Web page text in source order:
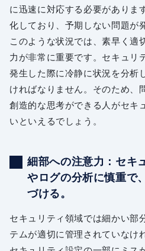
に迅速に対応する必要がありま
化しており、予期しない問題が
このような状況では、素早く適
力が非常に重要です。セキュリ
発生した際に冷静に状況を分析
ければなりません。そのため、
創造的な思考ができる人がセキ
いといえるでしょう。
細部への注意力：セキ
やログの分析に慎重で
づける。
セキュリティ領域では細かい部
テムが適切に管理されていなけ